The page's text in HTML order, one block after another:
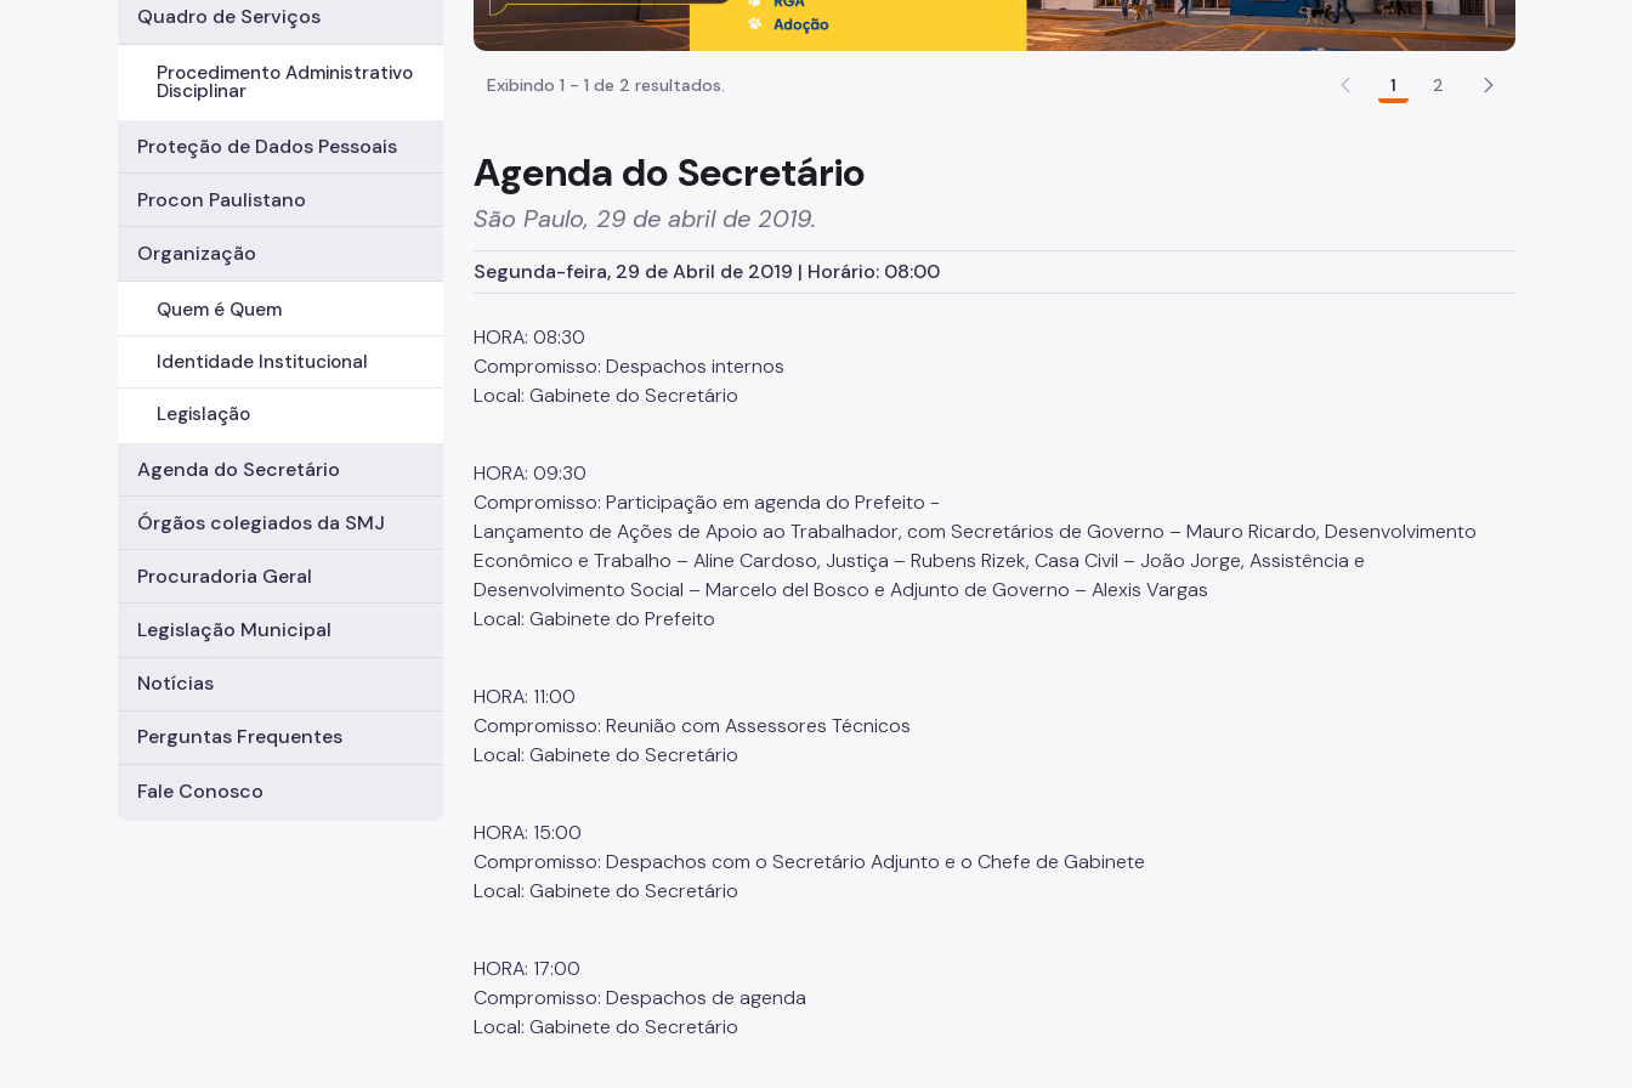
Quadro de Serviços
Procedimento Administrativo
Disciplinar
Proteção de Dados Pessoais
Procon Paulistano
Organização
Quem é Quem
Identidade Institucional
Legislação
Agenda do Secretário
Órgãos colegiados da SMJ
Procuradoria Geral
Legislação Municipal
Notícias
Perguntas Frequentes
Fale Conosco
Exibindo 1 - 1 de 2 resultados. 1 2
Agenda do Secretário
São Paulo, 29 de abril de 2019.
Segunda-feira, 29 de Abril de 2019 | Horário: 08:00
HORA: 08:30
Compromisso: Despachos internos
Local: Gabinete do Secretário
HORA: 09:30
Compromisso: Participação em agenda do Prefeito -
Lançamento de Ações de Apoio ao Trabalhador, com Secretários de Governo – Mauro Ricardo, Desenvolvimento
Econômico e Trabalho – Aline Cardoso, Justiça – Rubens Rizek, Casa Civil – João Jorge, Assistência e
Desenvolvimento Social – Marcelo del Bosco e Adjunto de Governo – Alexis Vargas
Local: Gabinete do Prefeito
HORA: 11:00
Compromisso: Reunião com Assessores Técnicos
Local: Gabinete do Secretário
HORA: 15:00
Compromisso: Despachos com o Secretário Adjunto e o Chefe de Gabinete
Local: Gabinete do Secretário
HORA: 17:00
Compromisso: Despachos de agenda
Local: Gabinete do Secretário